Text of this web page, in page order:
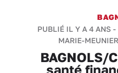
PUBLIÉ IL Y A 4 ANS
MARIE-MEUNIER
BAGNOLS/
santé